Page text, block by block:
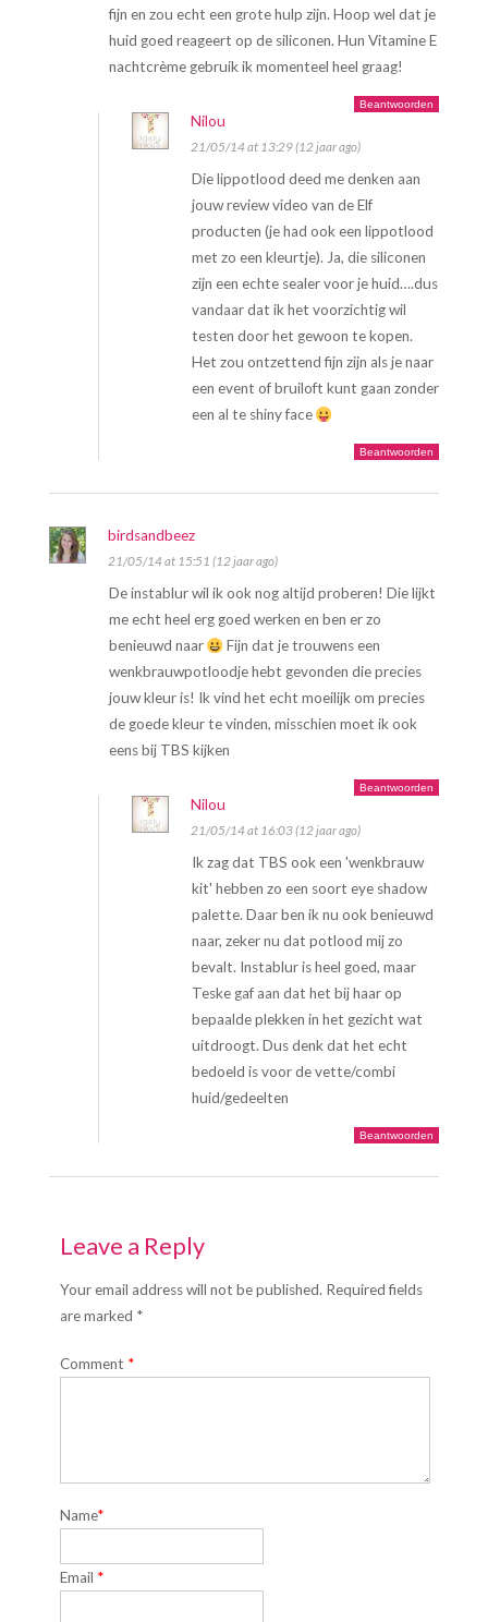
fijn en zou echt een grote hulp zijn. Hoop wel dat je
huid goed reageert op de siliconen. Hun Vitamine E
nachtcrème gebruik ik momenteel heel graag!
Beantwoorden
Nilou
21/05/14 at 13:29 (12 jaar ago)
Die lippotlood deed me denken aan
jouw review video van de Elf
producten (je had ook een lippotlood
met zo een kleurtje). Ja, die siliconen
zijn een echte sealer voor je huid….dus
vandaar dat ik het voorzichtig wil
testen door het gewoon te kopen.
Het zou ontzettend fijn zijn als je naar
een event of bruiloft kunt gaan zonder
een al te shiny face
Beantwoorden
birdsandbeez
21/05/14 at 15:51 (12 jaar ago)
De instablur wil ik ook nog altijd proberen! Die lijkt
me echt heel erg goed werken en ben er zo
benieuwd naar
Fijn dat je trouwens een
wenkbrauwpotloodje hebt gevonden die precies
jouw kleur is! Ik vind het echt moeilijk om precies
de goede kleur te vinden, misschien moet ik ook
eens bij TBS kijken
Beantwoorden
Nilou
21/05/14 at 16:03 (12 jaar ago)
Ik zag dat TBS ook een 'wenkbrauw
kit' hebben zo een soort eye shadow
palette. Daar ben ik nu ook benieuwd
naar, zeker nu dat potlood mij zo
bevalt. Instablur is heel goed, maar
Teske gaf aan dat het bij haar op
bepaalde plekken in het gezicht wat
uitdroogt. Dus denk dat het echt
bedoeld is voor de vette/combi
huid/gedeelten
Beantwoorden
Leave a Reply
Your email address will not be published. Required fields
are marked *
Comment *
Name*
Email *